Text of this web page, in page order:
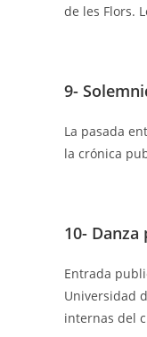
de les Flors.
9-
La pasada
la crónica
10-
Entrada
Universidad
internas del